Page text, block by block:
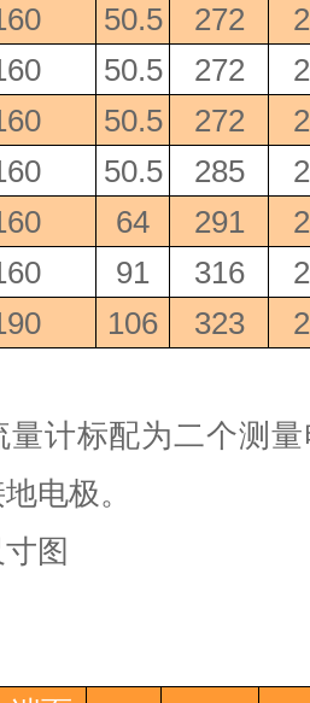
50.5 272
50.5 272
50.5 272
50.5 285
64 291
91 316
106 323
量计标配为二个测
电极。
图